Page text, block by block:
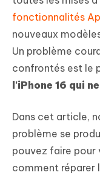
fonctionnalités
nouveaux
Un problème
confrontés est le
l'iPhone 16 qui
Dans cet article,
problème se
pouvez faire pour
comment réparer